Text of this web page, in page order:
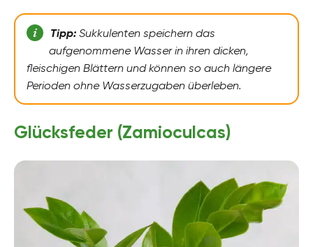
Tipp:Sukkulenten speichern das
aufgenommene Wasser in ihren dicken,
fleischigen Blättern und können so auch längere
Perioden ohne Wasserzugaben überleben.
Glücksfeder (Zamioculcas)